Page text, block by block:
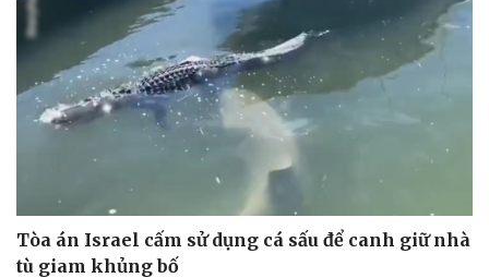
Tòa án Israel cấm sử dụng cá sấu để canh giữ nhà
tù giam khủng bố